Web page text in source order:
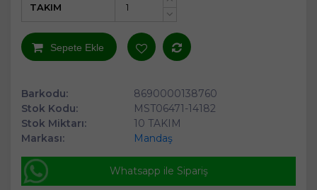
+
TAKIM
Sepete Ekle
Barkodu:
8690000138760
Stok Kodu:
MST06471-14182
Stok Miktarı:
10 TAKIM
Markası:
Mandaş
Whatsapp ile Sipariş